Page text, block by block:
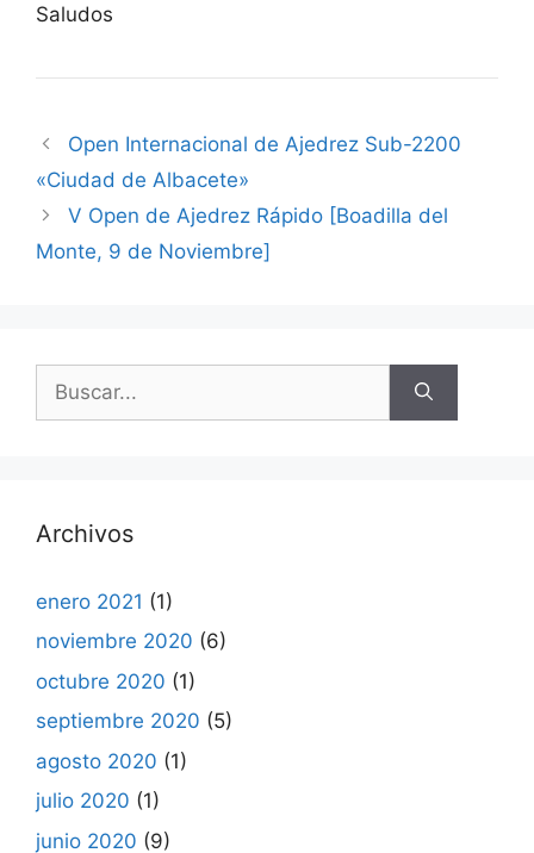
Saludos
Open Internacional de Ajedrez Sub-2200
«Ciudad de Albacete»
V Open de Ajedrez Rápido [Boadilla del
Monte, 9 de Noviembre]
Archivos
enero 2021 (1)
noviembre 2020 (6)
octubre 2020 (1)
septiembre 2020 (5)
agosto 2020 (1)
julio 2020 (1)
junio 2020 (9)